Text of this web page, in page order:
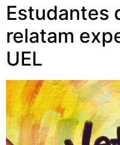
Estudantes
relatam
UEL